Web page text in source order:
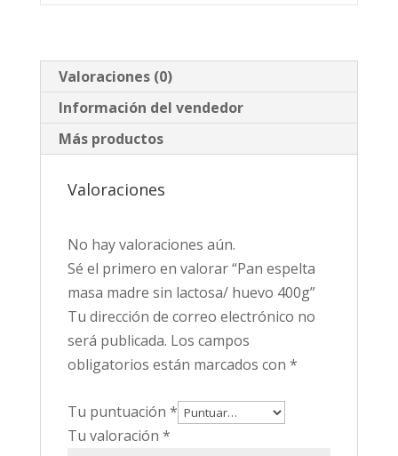
Valoraciones (0)
Información del vendedor
Más productos
Valoraciones
No hay valoraciones aún.
Sé el primero en valorar “Pan espelta
masa madre sin lactosa/ huevo 400g”
Tu dirección de correo electrónico no
será publicada. Los campos
obligatorios están marcados con *
Tu puntuación *
Tu valoración *